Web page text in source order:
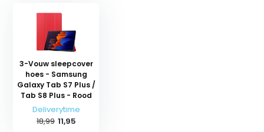
3-Vouw sleepcover
hoes - Samsung
Galaxy Tab S7 Plus /
Tab S8 Plus - Rood
Deliverytime
18,99 11,95